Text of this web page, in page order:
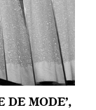
DE MODE’,